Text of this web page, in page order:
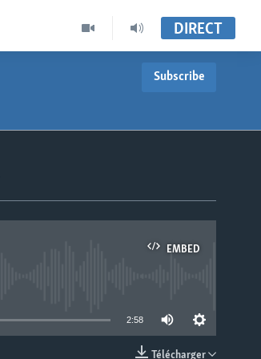
DIRECT
Subscribe
EMBED
2:58
Télécharger